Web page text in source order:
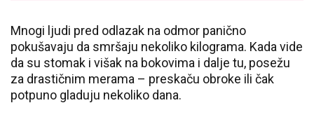
Mnogi ljudi pred odlazak na odmor panično
pokušavaju da smršaju nekoliko kilograma. Kada vide
da su stomak i višak na bokovima i dalje tu, posežu
za drastičnim merama – preskaču obroke ili čak
potpuno gladuju nekoliko dana.